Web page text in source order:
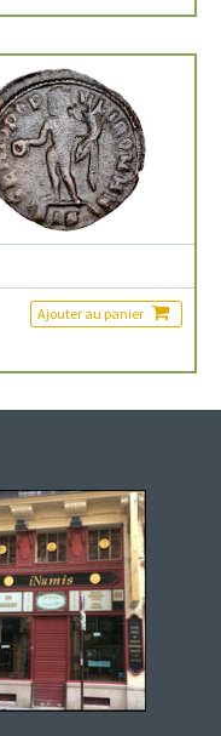
Ajouter au panier